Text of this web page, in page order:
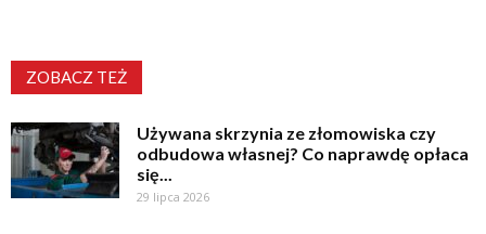
ZOBACZ TEŻ
Używana skrzynia ze złomowiska czy
odbudowa własnej? Co naprawdę opłaca
się...
29 lipca 2026